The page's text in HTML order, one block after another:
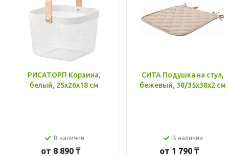
РИСАТОРП Корзина,
белый, 25x26x18 см
В наличии
от 8 890 ₸
СИТА Подушка на стул,
бежевый, 38/35x38x2 см
В наличии
от 1 790 ₸